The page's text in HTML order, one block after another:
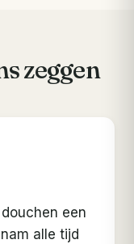
zeggen
een
alle tijd